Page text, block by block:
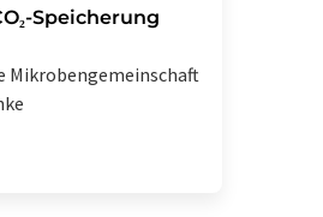
Speicherung
Mikrobengemeinschaft